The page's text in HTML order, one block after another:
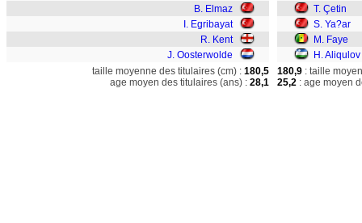
B. Elmaz
I. Egribayat
R. Kent
J. Oosterwolde
T. Çetin
S. Ya?ar
M. Faye
H. Aliqulov
taille moyenne des titulaires (cm) : 180,5
age moyen des titulaires (ans) : 28,1
180,9 : taille
25,2 : age moyen